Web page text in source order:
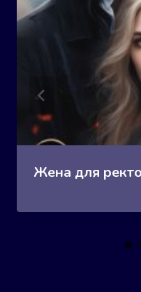
Жена для